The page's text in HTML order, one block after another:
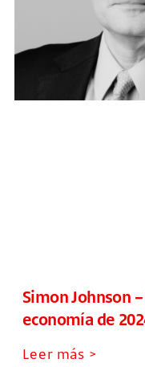
Simon Johnson
economía de
Leer más >